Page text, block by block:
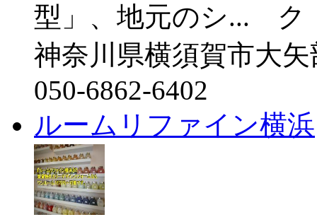
型」、地元のシ...
神奈川県横須賀市大
050-6862-6402
ルームリファイン横浜